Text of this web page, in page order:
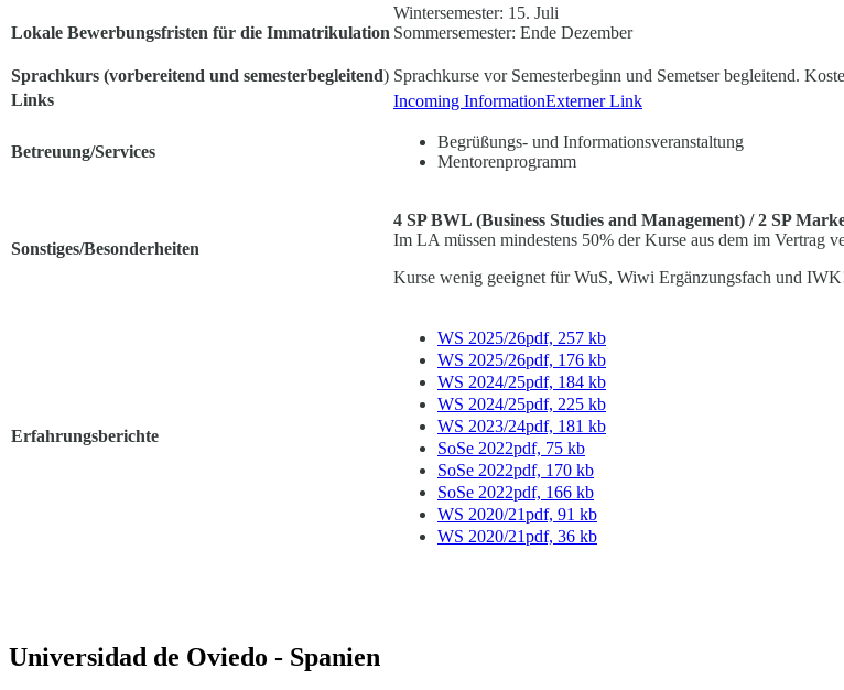
Lokale Bewerbungsfristen für die Immatrikulation
Wintersemester: 15. Juli
Sommersemester: Ende Dezember
Sprachkurs (vorbereitend und semesterbegleitend) Sprachkurse vor Semesterbeginn und Semetser begleitend.
Links
Incoming InformationExterner Link
Betreuung/Services
Begrüßungs- und Informationsveranstaltung
Mentorenprogramm
Sonstiges/Besonderheiten
4 SP BWL (Business Studies and Management) / 2 SP
Im LA müssen mindestens 50% der Kurse aus dem im Vertrag
Kurse wenig geeignet für WuS, Wiwi Ergänzungsfach und
Erfahrungsberichte
WS 2025/26pdf, 257 kb
WS 2025/26pdf, 176 kb
WS 2024/25pdf, 184 kb
WS 2024/25pdf, 225 kb
WS 2023/24pdf, 181 kb
SoSe 2022pdf, 75 kb
SoSe 2022pdf, 170 kb
SoSe 2022pdf, 166 kb
WS 2020/21pdf, 91 kb
WS 2020/21pdf, 36 kb
Universidad de Oviedo - Spanien